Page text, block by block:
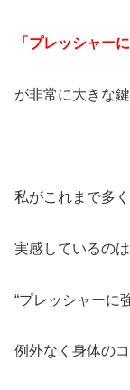
「プレッシャー
が非常に大きな
私がこれまで多
実感しているのは
“プレッシャーに
例外なく身体の